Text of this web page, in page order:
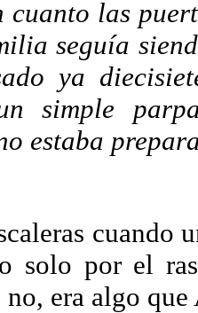
cuanto las
seguía
ya
simple
estaba
cuando
solo por el
era algo